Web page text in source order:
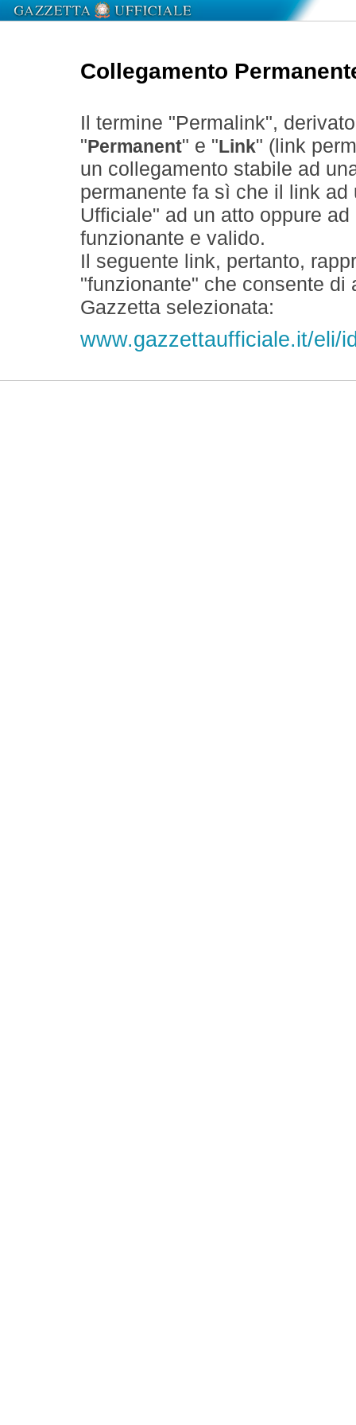
Collegamento
Il termine "Permalink",
" Permanent" e " Link" (link
un collegamento stabile ad
permanente fa sì che il link
Ufficiale" ad un atto oppure
funzionante e valido.
Il seguente link, pertanto,
"funzionante" che consente
Gazzetta selezionata:
www.gazzettaufficiale.it/eli/